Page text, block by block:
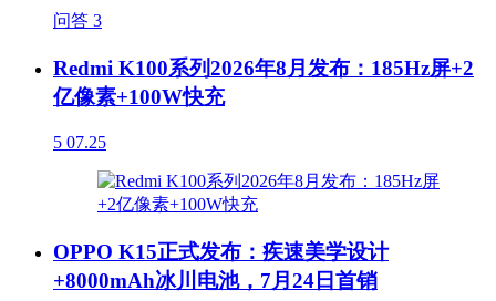
问答 3
Redmi K100系列2026年8月发布：185Hz屏+2
亿像素+100W快充
5 07.25
OPPO K15正式发布：疾速美学设计
+8000mAh冰川电池，7月24日首销